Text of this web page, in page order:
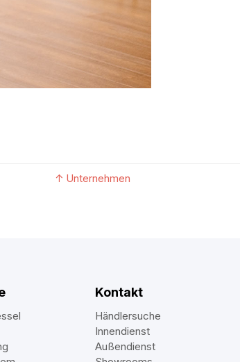
↑ Unternehmen
Kontakt
Händlersuche
Innendienst
Außendienst